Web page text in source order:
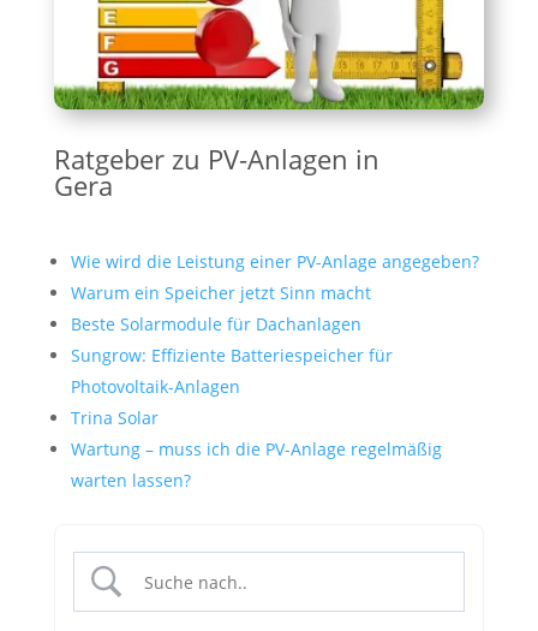
Ratgeber zu PV-Anlagen in
Gera
Wie wird die Leistung einer PV-Anlage angegeben?
Warum ein Speicher jetzt Sinn macht
Beste Solarmodule für Dachanlagen
Sungrow: Effiziente Batteriespeicher für
Photovoltaik-Anlagen
Trina Solar
Wartung – muss ich die PV-Anlage regelmäßig
warten lassen?